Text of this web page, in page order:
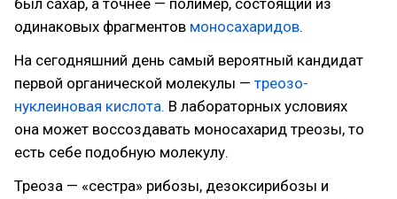
был сахар, а точнее — полимер, состоящий из
одинаковых фрагментов моносахаридов.
На сегодняшний день самый вероятный кандидат
первой органической молекулы — треозо-
нуклеиновая кислота. В лабораторных условиях
она может воссоздавать моносахарид треозы, то
есть себе подобную молекулу.
Треоза — «сестра» рибозы, дезоксирибозы и